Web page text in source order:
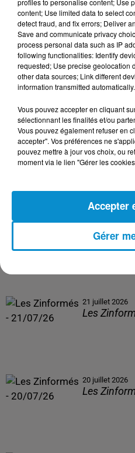
DERNIERS
24 juillet 2026
Les
23 juillet 2026
Les
22 juillet 2026
Les
21 juillet 2026
Les
20 juillet 2026
Les
profiles to personalise content; Use
content; Use limited data to select
detect fraud, and fix errors; Deliver
Save and communicate privacy
process personal data such as IP
following functionalities: Identify
requested; Use precise geolocation
other data sources; Link different
information transmitted automatically.
Vous pouvez accepter en cliquant
sélectionnant les finalités et/ou
Vous pouvez également refuser en
accepter". Vos préférences ne
pouvez mettre à jour vos choix, ou
moment via le lien "Gérer les
Gérer
Accepter